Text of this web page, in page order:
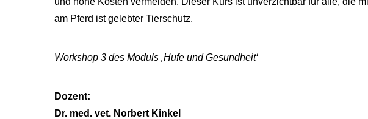
am Pferd ist gelebter Tierschutz.
Workshop 3 des Moduls ‚Hufe und Gesundheit‘
Dozent:
Dr. med. vet. Norbert Kinkel